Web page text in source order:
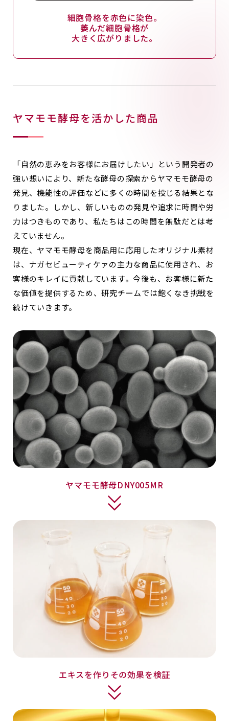
細胞骨格を赤色に染色。
萎んだ細胞骨格が
大きく広がりました。
ヤマモモ酵母を活かした商品
「自然の恵みをお客様にお届けしたい」という開発者の
強い想いにより、新たな酵母の探索からヤマモモ酵母の
発見、機能性の評価などに多くの時間を投じる結果とな
りました。しかし、新しいものの発見や追求に時間や労
力はつきものであり、私たちはこの時間を無駄だとは考
えていません。
現在、ヤマモモ酵母を商品用に応用したオリジナル素材
は、ナガセビューティケァの主力な商品に使用され、お
客様のキレイに貢献しています。今後も、お客様に新た
な価値を提供するため、研究チームでは飽くなき挑戦を
続けていきます。
ヤマモモ酵母DNY005MR
エキスを作りその効果を検証